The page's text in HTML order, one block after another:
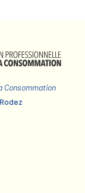
Consommation